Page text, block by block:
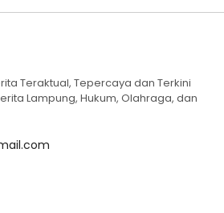
Teraktual, Tepercaya dan Terkini
Lampung, Hukum, Olahraga, dan